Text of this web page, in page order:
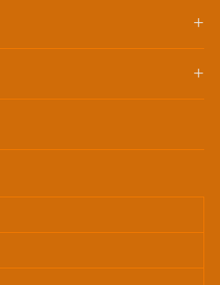
+
+